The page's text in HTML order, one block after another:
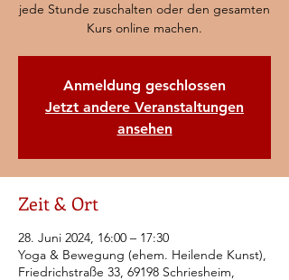
jede Stunde zuschalten oder den gesamten
Kurs online machen.
Anmeldung geschlossen
Jetzt andere Veranstaltungen
ansehen
Zeit & Ort
28. Juni 2024, 16:00 – 17:30
Yoga & Bewegung (ehem. Heilende Kunst),
Friedrichstraße 33, 69198 Schriesheim,